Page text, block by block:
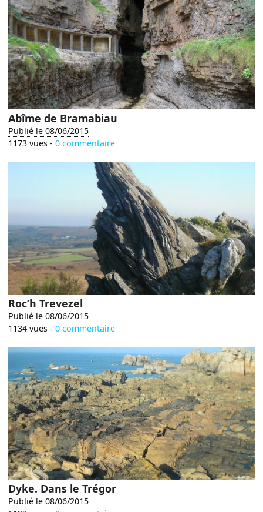
Abîme de Bramabiau
Publié le 08/06/2015
1173 vues -0 commentaire
Roc’h Trevezel
Publié le 08/06/2015
1134 vues -0 commentaire
Dyke. Dans le Trégor
Publié le 08/06/2015